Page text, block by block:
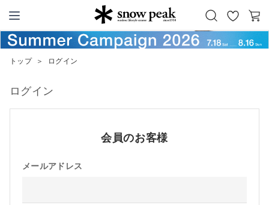
Snow Peak
お
気
カ
ー
トップ ＞ ログイン
ログイン
会員のお客様
メールアドレス